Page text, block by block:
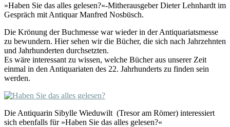
»Haben Sie das alles gelesen?«-Mitherausgeber Dieter Lehnhardt im
Gespräch mit Antiquar Manfred Nosbüsch.
Die Krönung der Buchmesse war wieder in der Antiquariatsmesse
zu bewundern. Hier sehen wir die Bücher, die sich nach Jahrzehnten
und Jahrhunderten durchsetzten.
Es wäre interessant zu wissen, welche Bücher aus unserer Zeit
einmal in den Antiquariaten des 22. Jahrhunderts zu finden sein
werden.
Die Antiquarin Sibylle Wieduwilt (Tresor am Römer) interessiert
sich ebenfalls für »Haben Sie das alles gelesen?«